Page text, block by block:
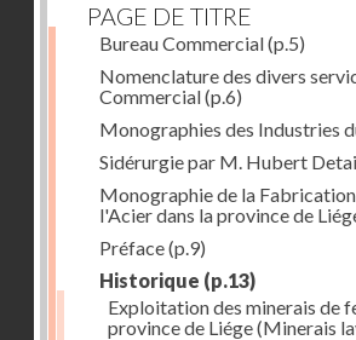
PAGE DE TITRE
Bureau Commercial(p.5)
Nomenclature des divers
Commercial(p.6)
Monographies des Industries
Sidérurgie par M. Hubert
Monographie de la Fabrication
l'Acier dans la province de
Préface(p.9)
Historique (p.13)
Exploitation des minerais de
province de Liége (Minerais